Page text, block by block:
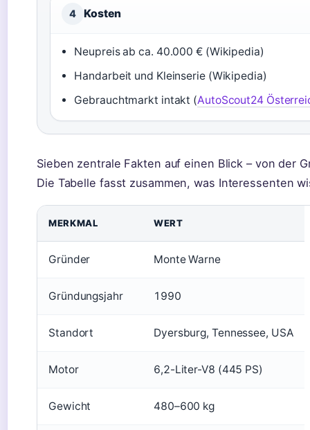
4 Kosten
Neupreis ab ca. 40.000 € (Wikipedia)
Handarbeit und Kleinserie (Wikipedia)
Gebrauchtmarkt intakt (AutoScout24
Sieben zentrale Fakten auf einen Blick – von der
Die Tabelle fasst zusammen, was Interessenten
MERKMAL WERT
Gründer Monte Warne
Gründungsjahr 1990
Standort Dyersburg, Tennessee, USA
Motor 6,2-Liter-V8 (445 PS)
Gewicht 480–600 kg